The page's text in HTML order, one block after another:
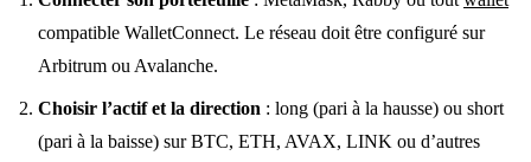
compatible WalletConnect. Le réseau doit être configuré sur
Arbitrum ou Avalanche.
Choisir l’actif et la direction : long (pari à la hausse) ou short
(pari à la baisse) sur BTC, ETH, AVAX, LINK ou d’autres